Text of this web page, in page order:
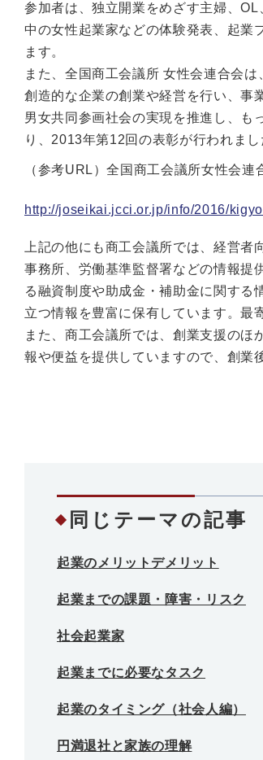
参加者は、独立開業をめざす主婦、
中の女性起業家などの体験発表、起業
ます。
また、全国商工会議所 女性会連合会
創造的な企業の創業や経営を行い、事
男女共同参画社会の実現を推進し、も
り、2013年第12回の表彰が行われまし
（参考URL）全国商工会議所女性会
http://joseikai.jcci.or.jp/info/2016/
上記の他にも商工会議所では、経営
事務所、労働基準監督署などの情報提
る融資制度や助成金・補助金に関する
立つ情報を豊富に保有しています。最
また、商工会議所では、創業支援の
報や便益を提供していますので、創業
同じテーマの記事
起業のメリットデメリット
起業までの課題・障害・リスク
社会起業家
起業までに必要なタスク
起業のタイミング（社会人編）
円満退社と家族の理解